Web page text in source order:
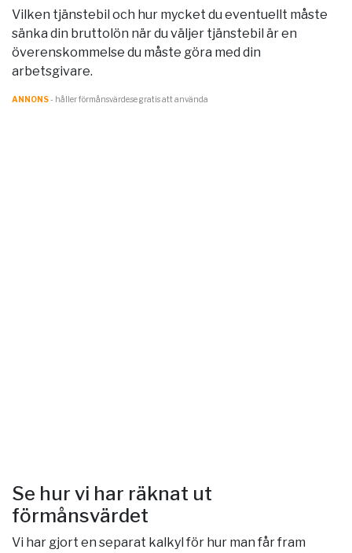
Vilken tjänstebil och hur mycket du eventuellt måste
sänka din bruttolön när du väljer tjänstebil är en
överenskommelse du måste göra med din
arbetsgivare.
ANNONS- håller förmånsvärde.se gratis att använda
Se hur vi har räknat ut
förmånsvärdet
Vi har gjort en separat kalkyl för hur man får fram